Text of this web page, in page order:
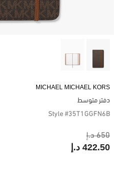
MICHAEL MICHAEL KORS
دفتر متوسط
Style #35T1GGFN6B
650 د.إ
422.50 د.إ